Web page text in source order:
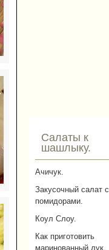
Салаты к
шашлыку.
Ачичук.
Закусочный салат с
помидорами.
Коул Слоу.
Как приготовить
маринованный лук.